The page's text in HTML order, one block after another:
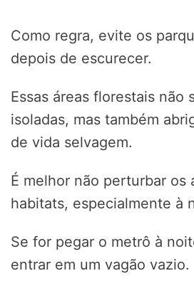
Como regra, evite os
depois de escurecer.
Essas áreas florestais não
isoladas, mas também
de vida selvagem.
É melhor não perturbar os
habitats, especialmente à
Se for pegar o metrô à
entrar em um vagão vazio.